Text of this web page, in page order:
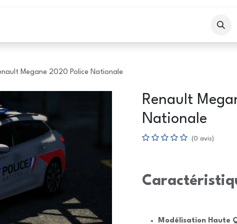
Megane 2020 Police Nationale
Renault
Nationale
(0 avis)
Modélisation Haute